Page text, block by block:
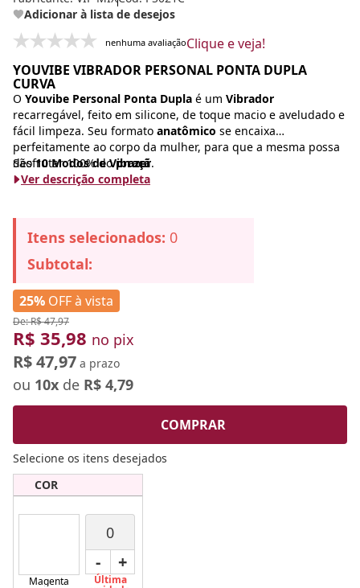
Adicionar à lista de desejos
nenhuma avaliaçãoClique e veja!
YOUVIBE VIBRADOR PERSONAL PONTA DUPLA
CURVA
O Youvibe Personal Ponta Dupla é um Vibrador
recarregável, feito em silicone, de toque macio e aveludado e
fácil limpeza. Seu formato anatômico se encaixa
perfeitamente ao corpo da mulher, para que a mesma possa
desfrutar 100% doprazer.
São10 Modos de Vibraçã
Ver descrição completa
Selecione os itens desejados
COR
Magenta
- +
Última
Itens selecionados: 0
Subtotal:
25% OFF à vista
De: R$ 47,97
R$ 35,98 no pix
R$ 47,97 a prazo
ou 10x de R$ 4,79
COMPRAR